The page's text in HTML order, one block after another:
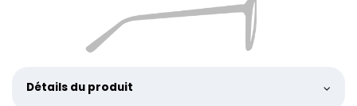
Détails du produit